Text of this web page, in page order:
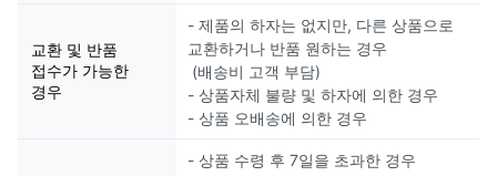
교환 및 반품
접수가 가능한
경우
- 제품의 하자는 없지만, 다른 상품으로
교환하거나 반품 원하는 경우
(배송비 고객 부담)
- 상품자체 불량 및 하자에 의한 경우
- 상품 오배송에 의한 경우
- 상품 수령 후 7일을 초과한 경우